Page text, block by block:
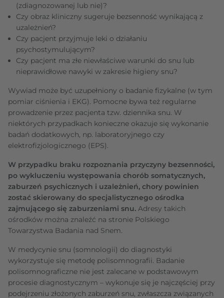
(zdiagnozowanej lub nie)?
Czy obraz kliniczny sugeruje bezsenność wynikającą z
uzależnień?
Czy pacjent przyjmuje leki o działaniu
psychostymulującym?
Czy pacjent ma złe niewłaściwe warunki do snu lub
nieprawidłowe nawyki w zakresie higieny snu?
Wywiad może być uzupełniony o badanie fizykalne (w tym
pomiar ciśnienia i EKG). Pomocne bywa też regularne
prowadzenie przez pacjenta tzw. dziennika snu. W
niektórych przypadkach konieczne okazuje się wykonanie
badań dodatkowych, np. laboratoryjnego czy
elektrofizjologicznego (EPS).
W przypadku braku rozpoznania przyczyny bezsenności,
po wykluczeniu występowania chorób somatycznych,
zaburzeń psychicznych i uzależnień, chory powinien
zostać skierowany do specjalistycznego ośrodka
zajmującego się zaburzeniami snu. Adresy takich
ośrodków można znaleźć na stronie Polskiego
Towarzystwa Badania nad Snem.
W medycynie snu (somnologii) do diagnostyki
wykorzystuje się metodę polisomnografii. Badanie
polisomnograficzne nie jest zalecane w podstawowym
procesie diagnostycznym – wykonuje się je najczęściej przy
podejrzeniu złożonych zaburzeń snu, zwłaszcza związanych